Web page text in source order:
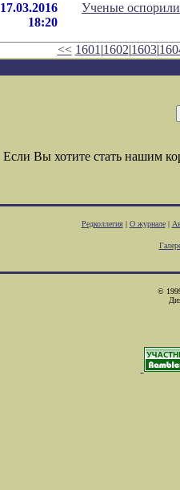
17.03.2016
18:20
Ученые
<< 1601 |1602|1603|
Если Вы хотите стать нашим
Редколлегия| О журнале|
©